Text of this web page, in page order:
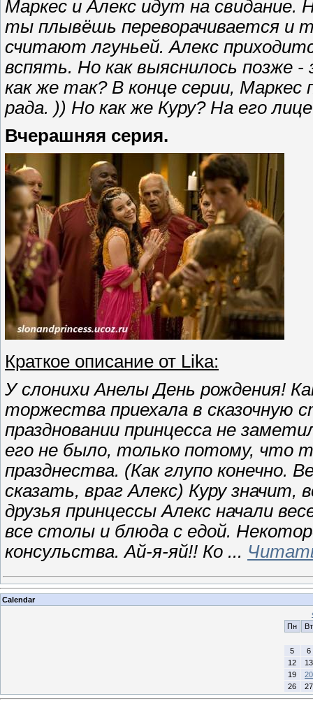
Маркес и Алекс идут на свидание.
ты плывёшь переворачивается и
считают лгуньей. Алекс
вспять. Но как выяснилось позже -
как же так? В конце серии, Маркес
рада. )) Но как же Куру? На его
Вчерашняя серия.
Краткое описание от Lika:
У слонихи Анелы День рождения!
торжества приехала в сказочную
праздновании принцесса не
его не было, только потому, что
празднества. (Как глупо конечно.
сказать, враг Алекс) Куру значит,
друзья принцессы Алекс начали
все столы и блюда с едой.
консульства. Ай-я-яй!! Ко ...
Calendar
Пн
Вт
5
6
12
13
19
20
26
27